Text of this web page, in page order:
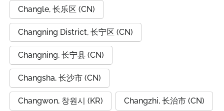
Changle, 长乐区 (CN)
Changning District, 长宁区 (CN)
Changning, 长宁县 (CN)
Changsha, 长沙市 (CN)
Changwon, 창원시 (KR) Changzhi, 长治市 (CN)